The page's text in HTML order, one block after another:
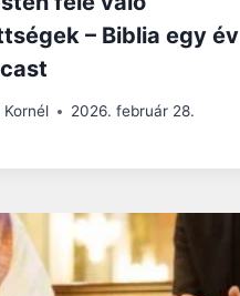
– Biblia egy év
Kornél 2026. február 28.